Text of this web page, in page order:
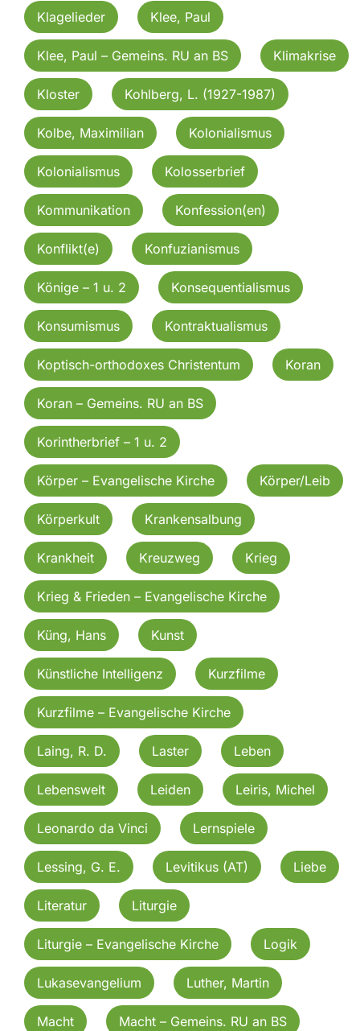
Klagelieder Klee, Paul
Klee, Paul – Gemeins. RU an BS Klimakrise
Kloster Kohlberg, L. (1927-1987)
Kolbe, Maximilian Kolonialismus
Kolonialismus Kolosserbrief
Kommunikation Konfession(en)
Konflikt(e) Konfuzianismus
Könige – 1 u. 2 Konsequentialismus
Konsumismus Kontraktualismus
Koptisch-orthodoxes Christentum Koran
Koran – Gemeins. RU an BS
Korintherbrief – 1 u. 2
Körper – Evangelische Kirche Körper/Leib
Körperkult Krankensalbung
Krankheit Kreuzweg Krieg
Krieg & Frieden – Evangelische Kirche
Küng, Hans Kunst
Künstliche Intelligenz Kurzfilme
Kurzfilme – Evangelische Kirche
Laing, R. D. Laster Leben
Lebenswelt Leiden Leiris, Michel
Leonardo da Vinci Lernspiele
Lessing, G. E. Levitikus (AT) Liebe
Literatur Liturgie
Liturgie – Evangelische Kirche Logik
Lukasevangelium Luther, Martin
Macht Macht – Gemeins. RU an BS